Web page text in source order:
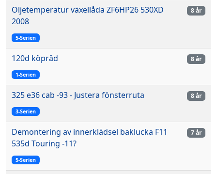
Oljetemperatur växellåda ZF6HP26 530XD
2008
5-Serien
8 år
120d köpråd
1-Serien
8 år
325 e36 cab -93 - Justera fönsterruta
3-Serien
8 år
Demontering av innerklädsel baklucka F11
535d Touring -11?
5-Serien
7 år